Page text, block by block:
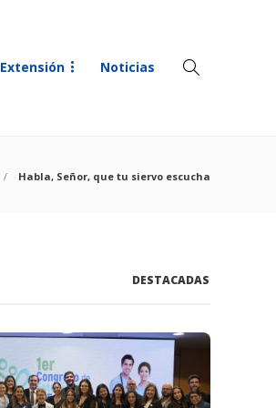
Extensión Noticias
Habla, Señor, que tu siervo escucha
DESTACADAS